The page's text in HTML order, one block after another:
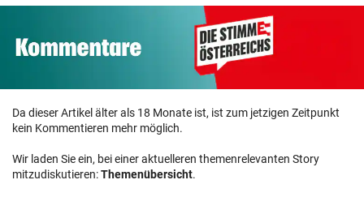
Da dieser Artikel älter als 18 Monate ist, ist zum jetzigen Zeitpunkt
kein Kommentieren mehr möglich.
Wir laden Sie ein, bei einer aktuelleren themenrelevanten Story
mitzudiskutieren:Themenübersicht.